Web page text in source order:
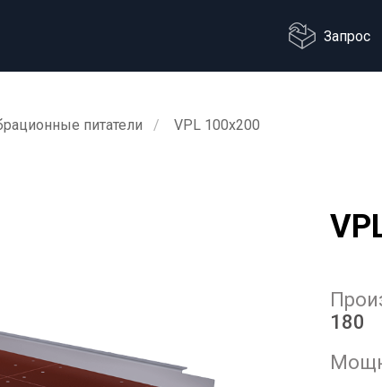
Запрос
питатели VPL 100x200
180